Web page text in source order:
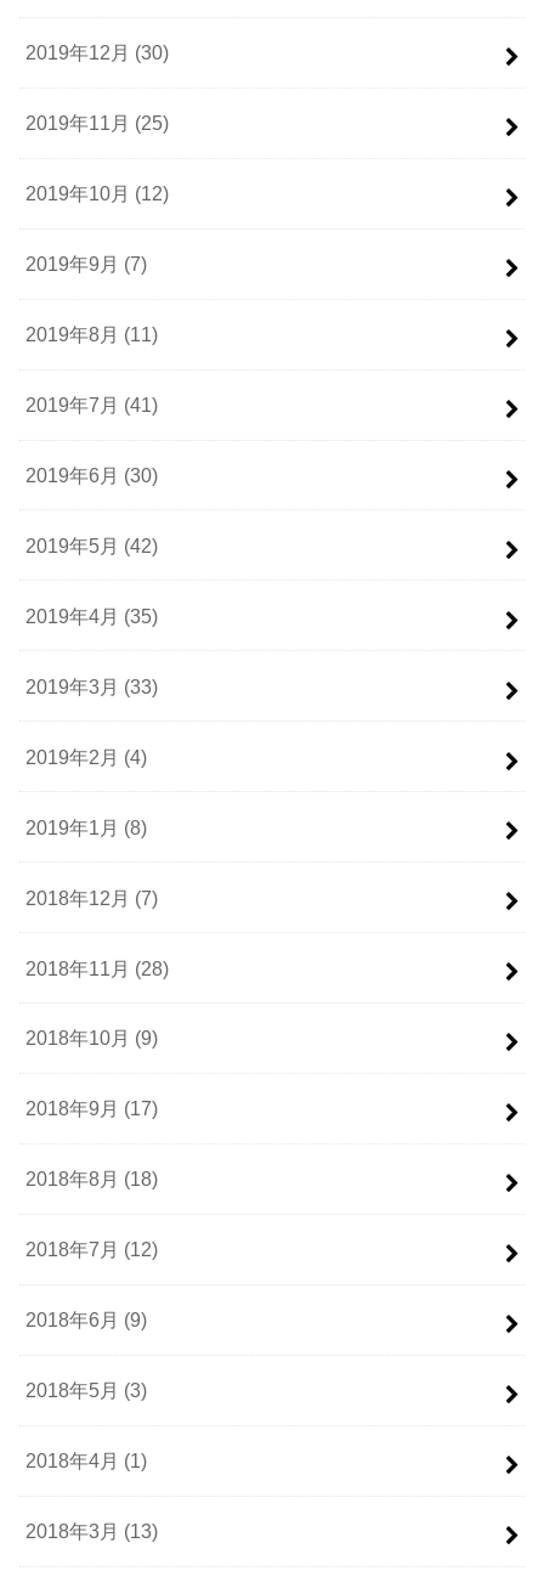
2019年12月 (30)
2019年11月 (25)
2019年10月 (12)
2019年9月 (7)
2019年8月 (11)
2019年7月 (41)
2019年6月 (30)
2019年5月 (42)
2019年4月 (35)
2019年3月 (33)
2019年2月 (4)
2019年1月 (8)
2018年12月 (7)
2018年11月 (28)
2018年10月 (9)
2018年9月 (17)
2018年8月 (18)
2018年7月 (12)
2018年6月 (9)
2018年5月 (3)
2018年4月 (1)
2018年3月 (13)